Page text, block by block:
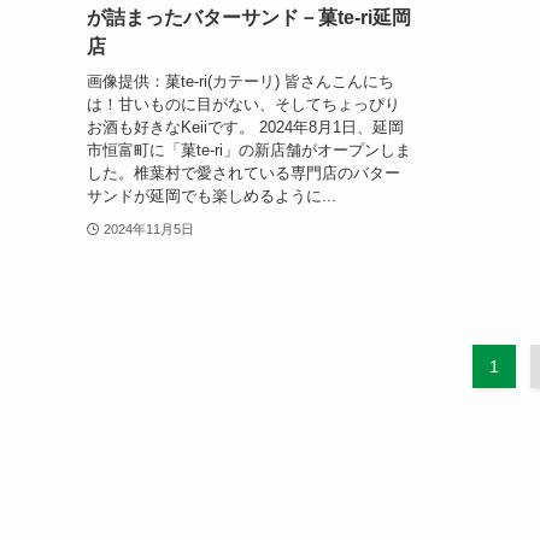
が詰まったバターサンド－菓te-ri延岡
店
画像提供：菓te-ri(カテーリ) 皆さんこんにち
は！甘いものに目がない、そしてちょっぴり
お酒も好きなKeiiです。 2024年8月1日、延岡
市恒富町に「菓te-ri」の新店舗がオープンしま
した。椎葉村で愛されている専門店のバター
サンドが延岡でも楽しめるように...
2024年11月5日
1